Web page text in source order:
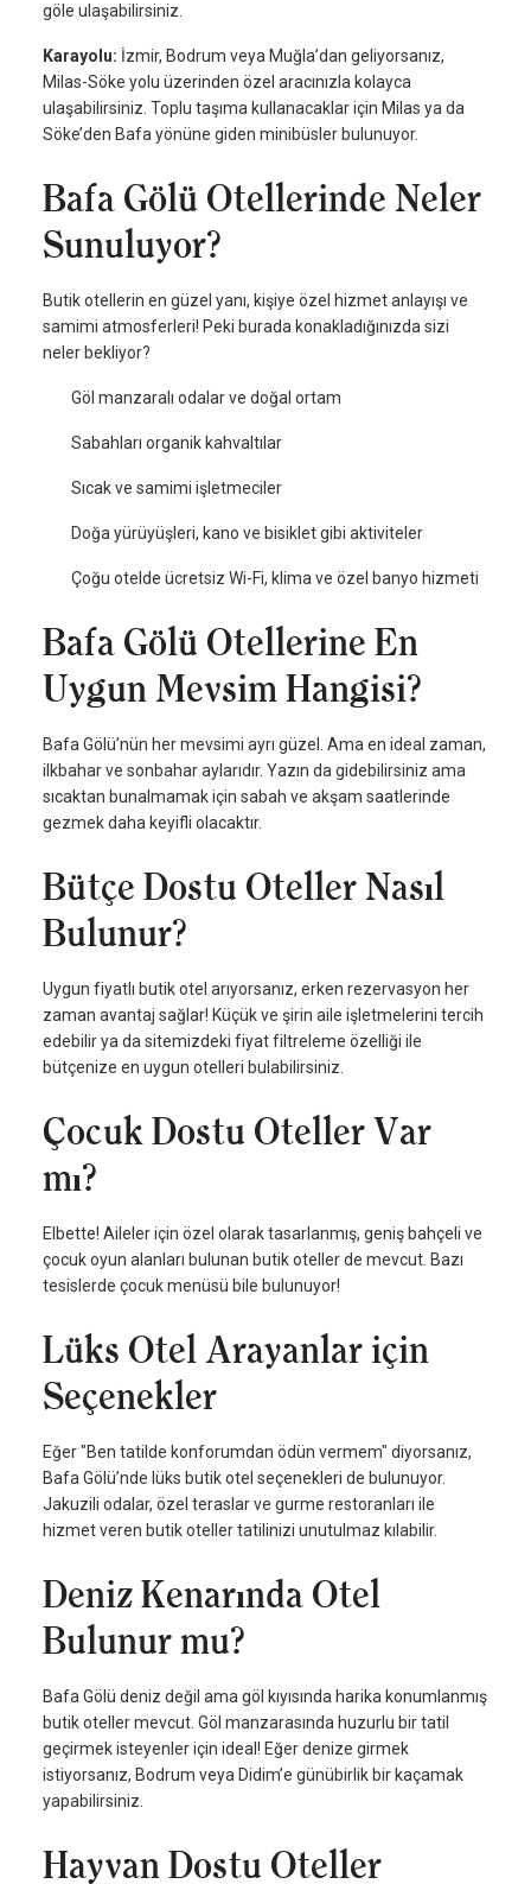
göle ulaşabilirsiniz.
Karayolu: İzmir, Bodrum veya Muğla’dan geliyorsanız,
Milas-Söke yolu üzerinden özel aracınızla kolayca
ulaşabilirsiniz. Toplu taşıma kullanacaklar için Milas ya da
Söke’den Bafa yönüne giden minibüsler bulunuyor.
Bafa Gölü Otellerinde Neler
Sunuluyor?
Butik otellerin en güzel yanı, kişiye özel hizmet anlayışı ve
samimi atmosferleri! Peki burada konakladığınızda sizi
neler bekliyor?
Göl manzaralı odalar ve doğal ortam
Sabahları organik kahvaltılar
Sıcak ve samimi işletmeciler
Doğa yürüyüşleri, kano ve bisiklet gibi aktiviteler
Çoğu otelde ücretsiz Wi-Fi, klima ve özel banyo hizmeti
Bafa Gölü Otellerine En
Uygun Mevsim Hangisi?
Bafa Gölü’nün her mevsimi ayrı güzel. Ama en ideal zaman,
ilkbahar ve sonbahar aylarıdır. Yazın da gidebilirsiniz ama
sıcaktan bunalmamak için sabah ve akşam saatlerinde
gezmek daha keyifli olacaktır.
Bütçe Dostu Oteller Nasıl
Bulunur?
Uygun fiyatlı butik otel arıyorsanız, erken rezervasyon her
zaman avantaj sağlar! Küçük ve şirin aile işletmelerini tercih
edebilir ya da sitemizdeki fiyat filtreleme özelliği ile
bütçenize en uygun otelleri bulabilirsiniz.
Çocuk Dostu Oteller Var
mı?
Elbette! Aileler için özel olarak tasarlanmış, geniş bahçeli ve
çocuk oyun alanları bulunan butik oteller de mevcut. Bazı
tesislerde çocuk menüsü bile bulunuyor!
Lüks Otel Arayanlar için
Seçenekler
Eğer "Ben tatilde konforumdan ödün vermem" diyorsanız,
Bafa Gölü’nde lüks butik otel seçenekleri de bulunuyor.
Jakuzili odalar, özel teraslar ve gurme restoranları ile
hizmet veren butik oteller tatilinizi unutulmaz kılabilir.
Deniz Kenarında Otel
Bulunur mu?
Bafa Gölü deniz değil ama göl kıyısında harika konumlanmış
butik oteller mevcut. Göl manzarasında huzurlu bir tatil
geçirmek isteyenler için ideal! Eğer denize girmek
istiyorsanız, Bodrum veya Didim’e günübirlik bir kaçamak
yapabilirsiniz.
Hayvan Dostu Oteller